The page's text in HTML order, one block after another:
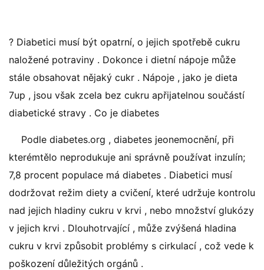
? Diabetici musí být opatrní, o jejich spotřebě cukru
naložené potraviny . Dokonce i dietní nápoje může
stále obsahovat nějaký cukr . Nápoje , jako je dieta
7up , jsou však zcela bez cukru apřijatelnou součástí
diabetické stravy . Co je diabetes
Podle diabetes.org , diabetes jeonemocnění, při
kterémtělo neprodukuje ani správně používat inzulín;
7,8 procent populace má diabetes . Diabetici musí
dodržovat režim diety a cvičení, které udržuje kontrolu
nad jejich hladiny cukru v krvi , nebo množství glukózy
v jejich krvi . Dlouhotrvající , může zvýšená hladina
cukru v krvi způsobit problémy s cirkulací , což vede k
poškození důležitých orgánů .